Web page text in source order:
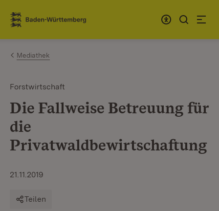
Zum Inhalt springen
Link zur Startseite
Mediathek
Forstwirtschaft
Die Fallweise Betreuung für
die
Privatwaldbewirtschaftung
21.11.2019
Teilen